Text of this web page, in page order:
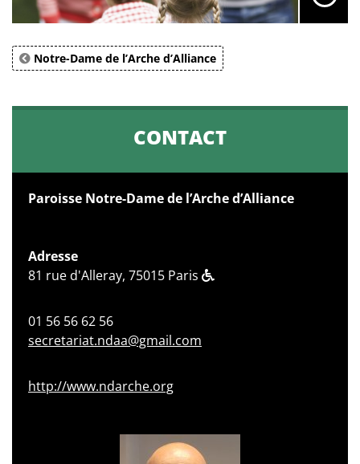
Notre-Dame de l’Arche d’Alliance
CONTACT
Paroisse Notre-Dame de l’Arche d’Alliance
Adresse
81 rue d'Alleray, 75015 Paris
01 56 56 62 56
secretariat.ndaa@gmail.com
http://www.ndarche.org